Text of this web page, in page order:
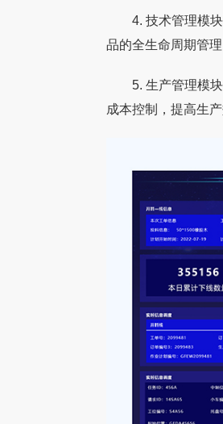
4. 技术管理模块
品的全生命周期管
5. 生产管理模块
成本控制，提高生
拓数字：不锈钢橱柜头部品牌的数字化突
广东百能家居有限公司成立于2006年，是国
内最早切入不锈钢橱柜赛道的企业之一。公